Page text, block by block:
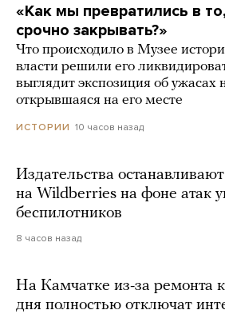
«Как мы превратились в
срочно закрывать?»
Что происходило в Музее
власти решили его
выглядит экспозиция об ужасах
открывшаяся на его месте
ИСТОРИИ 10 часов назад
Издательства
на Wildberries на фоне атак
беспилотников
8 часов назад
На Камчатке из-за ремонта
дня полностью отключат